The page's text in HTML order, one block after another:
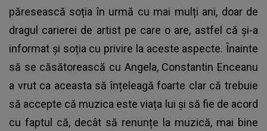
păresească soția în urmă cu mai mulți ani, doar de
dragul carierei de artist pe care o are, astfel că și-a
informat și soția cu privire la aceste aspecte. Înainte
să se căsătorească cu Angela, Constantin Enceanu
a vrut ca aceasta să înțeleagă foarte clar că trebuie
să accepte că muzica este viața lui și să fie de acord
cu faptul că, decât să renunțe la muzică, mai bine